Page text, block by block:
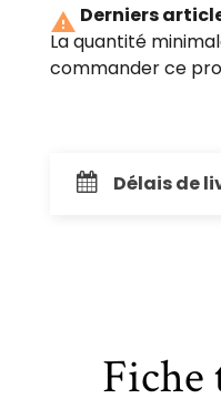
 Derniers
La quantité
commander ce
Délais de
Fiche